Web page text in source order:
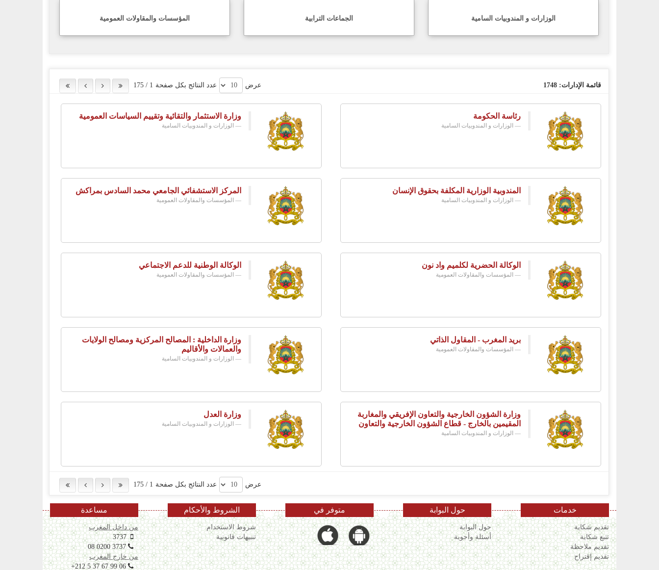
الوزارات و المندوبيات السامية الجماعات الترابية المؤسسات والمقاولات العمومية
قائمة الإدارات: 1748 عرض عدد النتائج بكل صفحة 1
/
175
رئاسة الحكومة
الوزارات و المندوبيات السامية
وزارة الاستثمار والتقائية وتقييم السياسات العمومية
الوزارات و المندوبيات السامية
المندوبية الوزارية المكلفة بحقوق الإنسان
الوزارات و المندوبيات السامية
المركز الاستشفائي الجامعي محمد السادس بمراكش
المؤسسات والمقاولات العمومية
الوكالة الحضرية لكلميم واد نون
المؤسسات والمقاولات العمومية
الوكالة الوطنية للدعم الاجتماعي
المؤسسات والمقاولات العمومية
بريد المغرب - المقاول الذاتي
المؤسسات والمقاولات العمومية
وزارة الداخلية : المصالح المركزية ومصالح الولايات
والعمالات والأقاليم
الوزارات و المندوبيات السامية
وزارة الشؤون الخارجية والتعاون الإفريقي والمغاربة
المقيمين بالخارج - قطاع الشؤون الخارجية والتعاون
الوزارات و المندوبيات السامية
وزارة العدل
الوزارات و المندوبيات السامية
عرض عدد النتائج بكل صفحة 1
/
175
خدمات
تقديم شكاية
تتبع شكاية
تقديم ملاحظة
تقديم إقتراح
حول البوابة
حول البوابة
أسئلة وأجوبة
متوفر في الشروط والأحكام
شروط الاستخدام
تنبيهات قانونية
مساعدة
من داخل المغرب
3737
08 0200 3737
من خارج المغرب
+212 5 37 67 99 06